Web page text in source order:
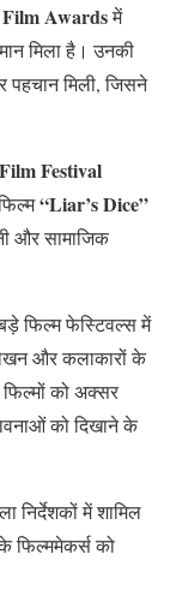
Awardsमें
मिला है। उनकी
पहचान मिली, जिसने
Festival
“Liar’s Dice”
और सामाजिक
फिल्म फेस्टिवल्स में
लेखन और कलाकारों के
को अक्सर
को दिखाने के
निर्देशकों में शामिल
फिल्ममेकर्स को